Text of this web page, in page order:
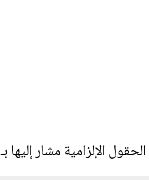
الحقول الإلزامية مشار إليها بـ